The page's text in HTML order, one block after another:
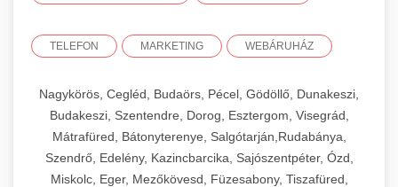
TELEFON MARKETING WEBÁRUHÁZ
Nagykörös, Cegléd, Budaörs, Pécel, Gödöllő, Dunakeszi,
Budakeszi, Szentendre, Dorog, Esztergom, Visegrád,
Mátrafüred, Bátonyterenye, Salgótarján,Rudabánya,
Szendrő, Edelény, Kazincbarcika, Sajószentpéter, Ózd,
Miskolc, Eger, Mezőkövesd, Füzesabony, Tiszafüred,